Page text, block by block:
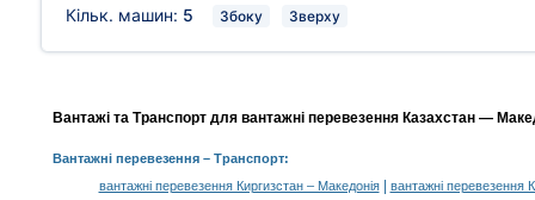
Кільк. машин: 5 Збоку Зверху
Вантажі та Транспорт для вантажні перевезення Казахстан —
Вантажні перевезення– Транспорт:
вантажні перевезення Киргизстан – Македонія|
вантажні перевезення